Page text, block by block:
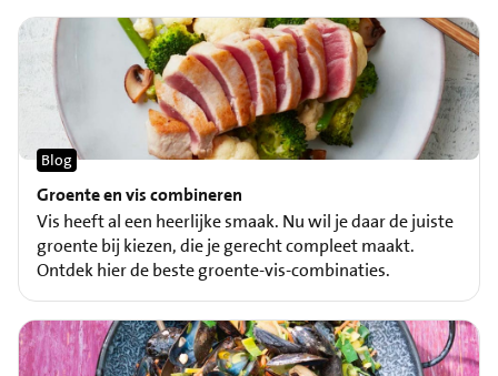
Groente en vis combineren
Blog
Vis heeft al een heerlijke smaak. Nu wil je daar de juiste
groente bij kiezen, die je gerecht compleet maakt.
Ontdek hier de beste groente-vis-combinaties.